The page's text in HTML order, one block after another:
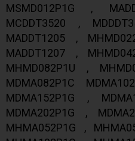
MSMD012P1G ,
MCDDT3520 ,
MADDT1205 ,
MADDT1207 ,
MHMD082P1U ,
MDMA082P1C
MDMA152P1G ,
MDMA202P1G ,
MHMA052P1G ,